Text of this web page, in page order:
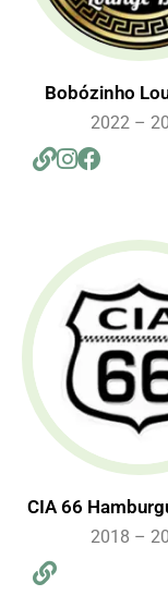
Bobózinho
2022 –
CIA 66
2018 –